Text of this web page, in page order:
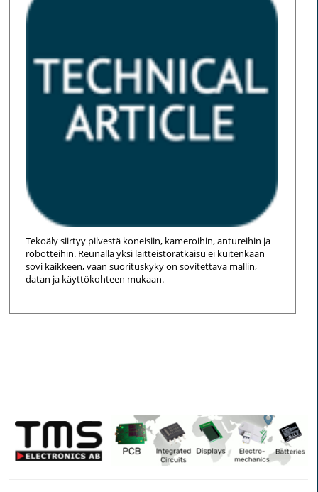
Tekoäly siirtyy pilvestä koneisiin, kameroihin, antureihin ja
robotteihin. Reunalla yksi laitteistoratkaisu ei kuitenkaan
sovi kaikkeen, vaan suorituskyky on sovitettava mallin,
datan ja käyttökohteen mukaan.